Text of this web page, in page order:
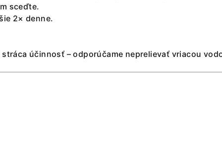
sceďte.
2× denne.
účinnosť – odporúčame neprelievať vriacou